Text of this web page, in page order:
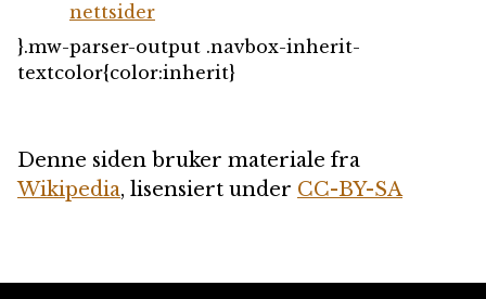
nettsider
}.mw-parser-output .navbox-inherit-
textcolor{color:inherit}
Denne siden bruker materiale fra
Wikipedia, lisensiert under CC-BY-SA